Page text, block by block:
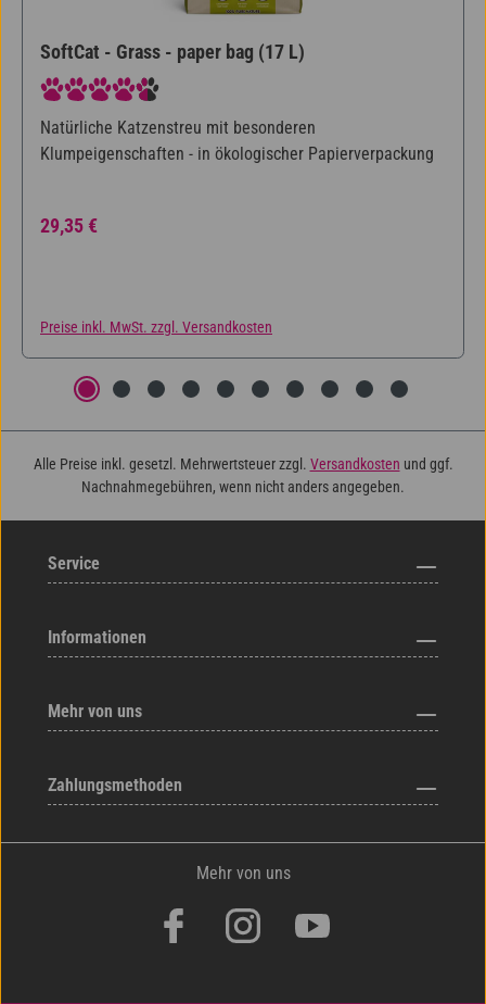
SoftCat - Grass - paper bag (17 L)
Durchschnittliche Bewertung von 4.6 von 5 Sternen
Natürliche Katzenstreu mit besonderen
Klumpeigenschaften - in ökologischer Papierverpackung
Regulärer Preis:
29,35 €
Preise inkl. MwSt. zzgl. Versandkosten
Alle Preise inkl. gesetzl. Mehrwertsteuer zzgl. Versandkosten und ggf.
Nachnahmegebühren, wenn nicht anders angegeben.
Service
Informationen
Mehr von uns
Zahlungsmethoden
Mehr von uns